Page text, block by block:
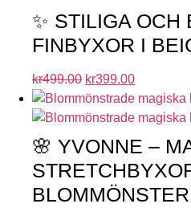
✨ STILIGA OCH
FINBYXOR I
kr499.00 kr399.00
🌸 YVONNE –